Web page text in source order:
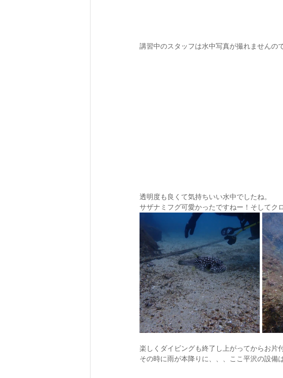
講習中のスタッフは水中写真が撮れませんの
透明度も良くて気持ちいい水中でしたね。
サザナミフグ可愛かったですねー！そしてク
楽しくダイビングも終了し上がってからお片
その時に雨が本降りに、、、ここ平沢の設備